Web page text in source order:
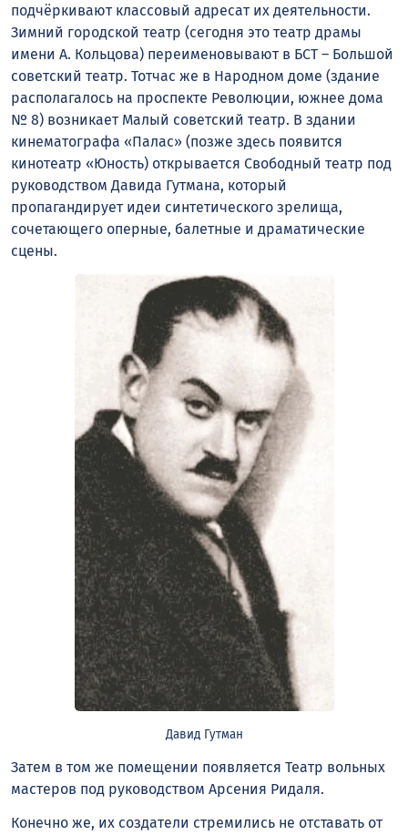
подчёркивают классовый адресат их деятельности.
Зимний городской театр (сегодня это театр драмы
имени А. Кольцова) переименовывают в БСТ – Большой
советский театр. Тотчас же в Народном доме (здание
располагалось на проспекте Революции, южнее дома
№ 8) возникает Малый советский театр. В здании
кинематографа «Палас» (позже здесь появится
кинотеатр «Юность) открывается Свободный театр под
руководством Давида Гутмана, который
пропагандирует идеи синтетического зрелища,
сочетающего оперные, балетные и драматические
сцены.
Давид Гутман
Затем в том же помещении появляется Театр вольных
мастеров под руководством Арсения Ридаля.
Конечно же, их создатели стремились не отставать от